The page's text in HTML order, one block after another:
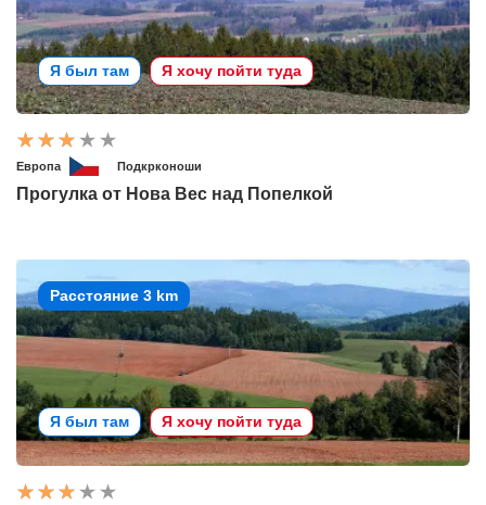
Я был там Я хочу пойти туда
Европа Подкрконоши
Прогулка от Нова Вес над Попелкой
Расстояние 3 km
Я был там Я хочу пойти туда